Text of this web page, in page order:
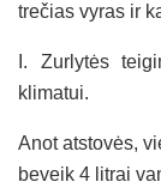
trečias vyras ir
I. Zurlytės
klimatui.
Anot atstovės,
beveik 4 litrai